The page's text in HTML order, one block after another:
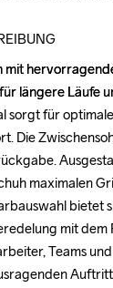
mit
längere Läufe
sorgt für
Die
maximalen
bietet
mit
Teams
mit
längere Läufe
sorgt für
Die
maximalen
bietet
mit
Teams